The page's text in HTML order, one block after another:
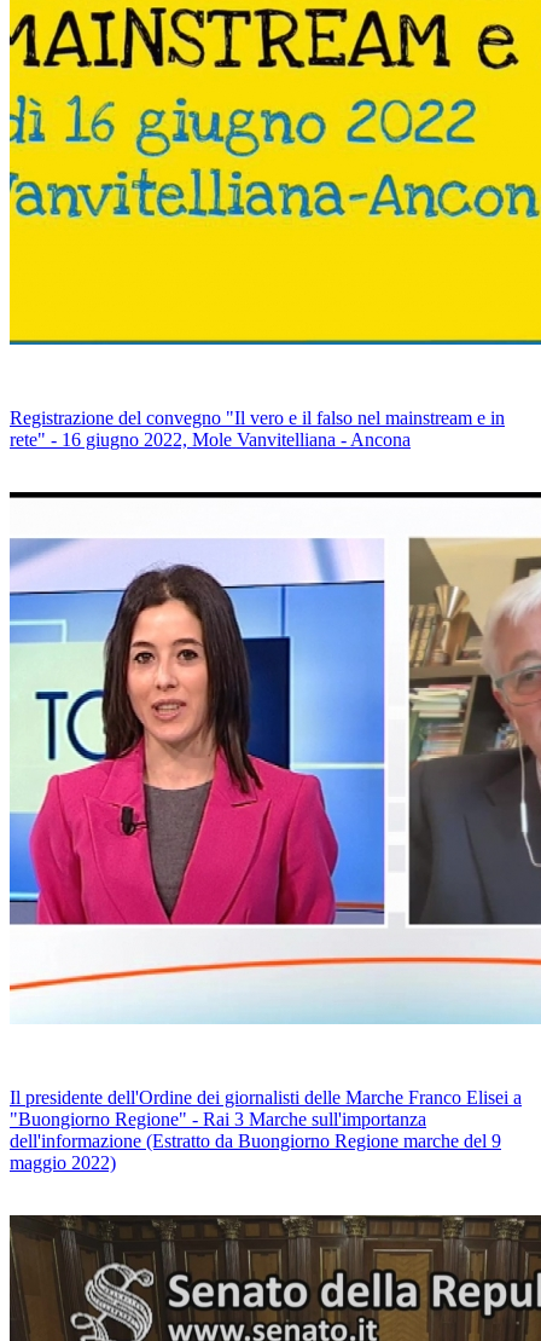
Registrazione del convegno "Il vero e il falso nel mainstream e in
rete" - 16 giugno 2022, Mole Vanvitelliana - Ancona
Il presidente dell'Ordine dei giornalisti delle Marche Franco Elisei a
"Buongiorno Regione" - Rai 3 Marche sull'importanza
dell'informazione (Estratto da Buongiorno Regione marche del 9
maggio 2022)